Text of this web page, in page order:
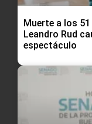
Muerte a los
Leandro Rud
espectáculo